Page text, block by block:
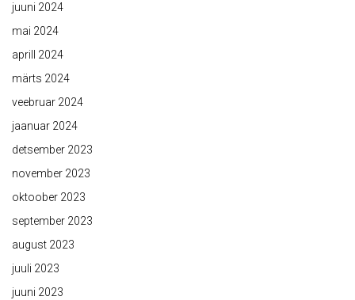
juuni 2024
mai 2024
aprill 2024
märts 2024
veebruar 2024
jaanuar 2024
detsember 2023
november 2023
oktoober 2023
september 2023
august 2023
juuli 2023
juuni 2023